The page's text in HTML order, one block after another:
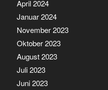
April 2024
Januar 2024
November 2023
Oktober 2023
August 2023
Juli 2023
Juni 2023